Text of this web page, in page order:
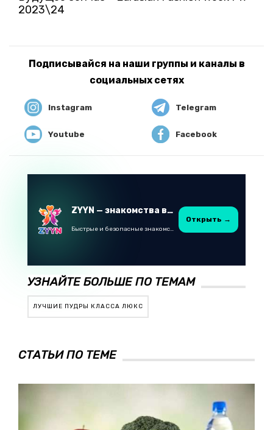
2023\24
Подписывайся на наши группы и каналы в
социальных сетях
Instagram Telegram
Youtube Facebook
ZYYN — знакомства в Казахстане
Быстрые и безопасные знакомства в Telegram
Открыть →
УЗНАЙТЕ БОЛЬШЕ ПО ТЕМАМ
ЛУЧШИЕ ПУДРЫ КЛАССА ЛЮКС
СТАТЬИ ПО ТЕМЕ